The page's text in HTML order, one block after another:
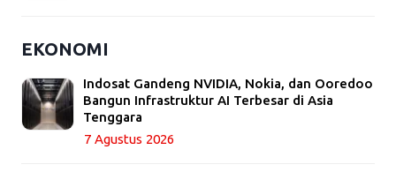
EKONOMI
Indosat Gandeng NVIDIA, Nokia, dan Ooredoo
Bangun Infrastruktur AI Terbesar di Asia
Tenggara
7 Agustus 2026